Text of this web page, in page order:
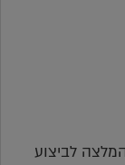
לביצוע